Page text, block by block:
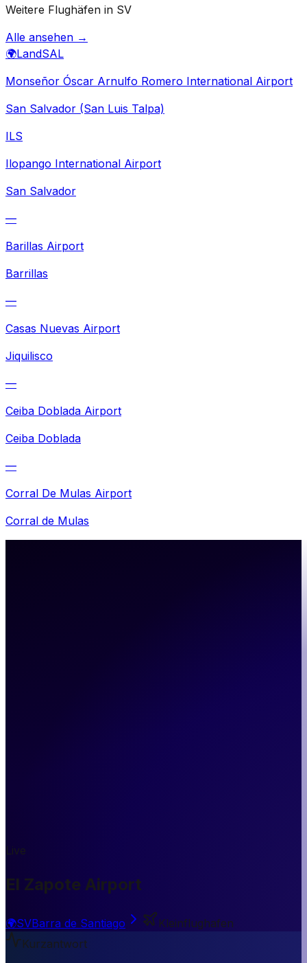
Weitere Flughäfen in SV
Alle ansehen →
🌍LandSAL
Monseñor Óscar Arnulfo Romero International Airport
San Salvador (San Luis Talpa)
ILS
Ilopango International Airport
San Salvador
—
Barillas Airport
Barrillas
—
Casas Nuevas Airport
Jiquilisco
—
Ceiba Doblada Airport
Ceiba Doblada
—
Corral De Mulas Airport
Corral de Mulas
Live
El Zapote Airport
🌍SVBarra de Santiago
Kleinflughafen
Kurzantwort